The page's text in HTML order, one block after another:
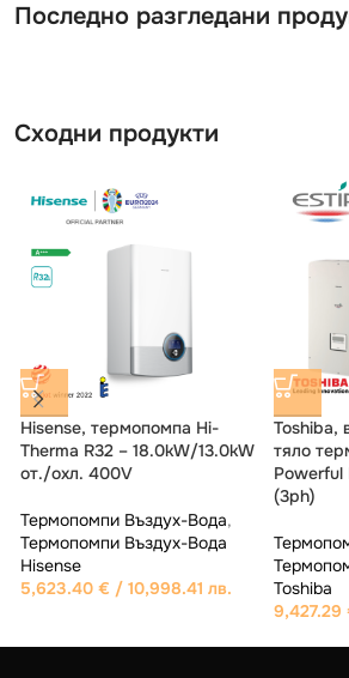
Последно разгледани
Сходни продукти
Toshiba, външно и вътрешно
тяло термопомпа Estia R32 –
18,39kW
Термопомпи Въздух-Вода,
Термопомпи Въздух-Вода
Toshiba
9,172.58€/ 17,940.01 лв.
Hisense,
Therma
11.0kW/
Hisense
5,086.95